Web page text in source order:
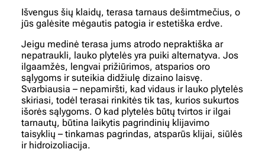
Išvengus šių klaidų, terasa tarnaus dešimtmečius, o
jūs galėsite mėgautis patogia ir estetiška erdve.
Jeigu medinė terasa jums atrodo nepraktiška ar
nepatraukli, lauko plytelės yra puiki alternatyva. Jos
ilgaamžės, lengvai prižiūrimos, atsparios oro
sąlygoms ir suteikia didžiulę dizaino laisvę.
Svarbiausia – nepamiršti, kad vidaus ir lauko plytelės
skiriasi, todėl terasai rinkitės tik tas, kurios sukurtos
išorės sąlygoms. O kad plytelės būtų tvirtos ir ilgai
tarnautų, būtina laikytis pagrindinių klijavimo
taisyklių – tinkamas pagrindas, atsparūs klijai, siūlės
ir hidroizoliacija.